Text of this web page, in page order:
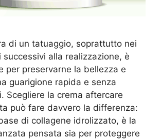
di un tatuaggio, soprattutto nei
successivi alla realizzazione, è
per preservarne la bellezza e
guarigione rapida e senza
Scegliere la crema aftercare
può fare davvero la differenza:
di collagene idrolizzato, è la
pensata sia per proteggere